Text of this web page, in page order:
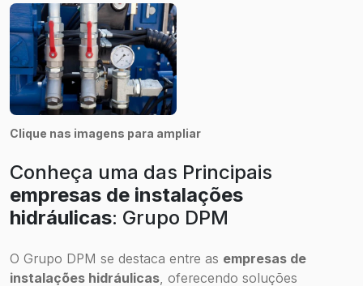
Clique nas imagens para ampliar
Conheça uma das Principais
empresas de instalações
hidráulicas: Grupo DPM
O Grupo DPM se destaca entre as empresas de
instalações hidráulicas , oferecendo soluções